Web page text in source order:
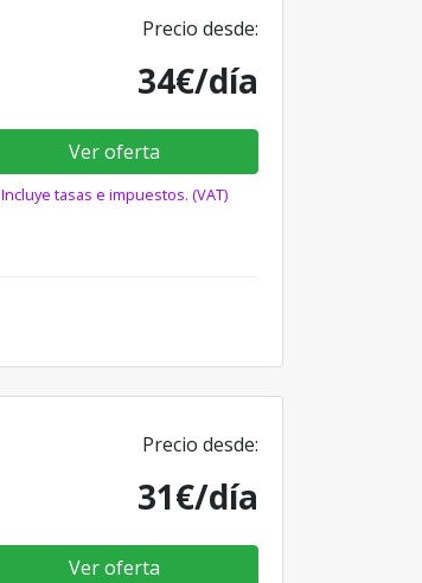
Precio desde:
34€/día
Ver oferta
Incluye tasas e impuestos. (VAT)
Precio desde:
31€/día
Ver oferta